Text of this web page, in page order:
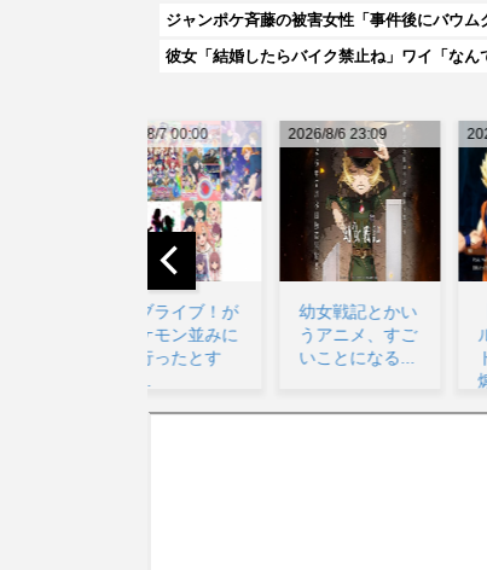
ジャンポケ斉藤の被害女性「事件後にバウ
彼女「結婚したらバイク禁止ね」ワイ「なん
2026/8/7 01:53
【ドラゴンボー
ル】カカロッ
ト、唐突に独身
2026/8/6 23:09
幼女戦記とかい
うアニメ、すご
いことになる...